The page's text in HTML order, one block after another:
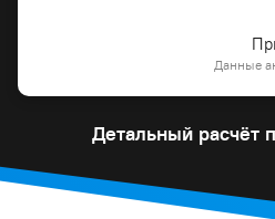
Данные
Детальный расчёт